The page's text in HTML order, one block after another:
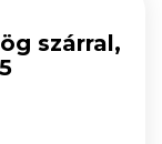
szárral,